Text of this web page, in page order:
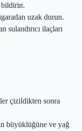
bildirin.
uzak durun.
sulandırıcı ilaçları
çizildikten sonra
büyüklüğüne ve yağ